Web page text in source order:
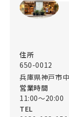
住所
650-0012
兵庫県神戸市
営業時間
11:00～20:00
TEL